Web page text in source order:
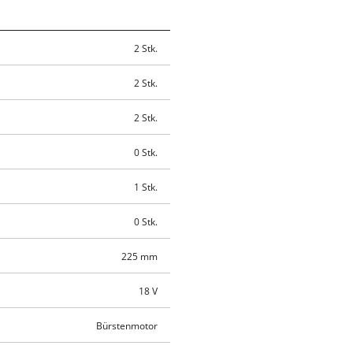
2 Stk.
2 Stk.
2 Stk.
0 Stk.
1 Stk.
0 Stk.
225 mm
18 V
Bürstenmotor